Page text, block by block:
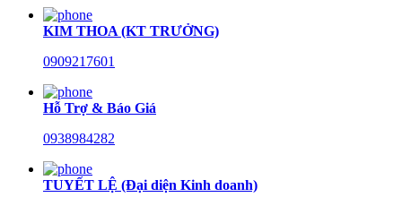
KIM THOA (KT TRƯỞNG)
0909217601
Hỗ Trợ & Báo Giá
0938984282
TUYẾT LỆ (Đại diện Kinh doanh)